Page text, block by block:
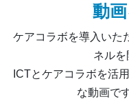
動
ケアコラボを導入いた
ネルを
ICTとケアコラボを活
な動画で